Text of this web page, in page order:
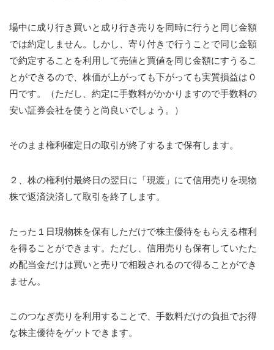
場中に成り行き買いと成り行き売りを同時に行うと同じ金額
では約定しません。しかし、寄り付きで行うことで同じ金額
で約定することを利用して売値と買値を同じ金額にすうるこ
とができるので、株価が上がっても下がっても実質損益は０
円です。（ただし、約定に手数料がかかりますので手数料の
安い証券会社を使うと尚良いでしょう。）
そのまま権利確定日の取引が終了するまで保有します。
２、株の権利付最終日の翌日に「現渡」にて信用売りを現物
株で返済決済して取引を終了します。
たった１日現物株を保有しただけで株主優待をもらえる権利
を得ることができます。ただし、信用売りも保有していたた
め配当金だけは買いと売りで相殺されるので得ることができ
ません。
このつなぎ売りを利用することで、手数料だけの負担でお得
な株主優待をゲットできます。